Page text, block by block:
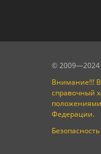
© 2009—2024
Внимание!!!
справочный
положениями
Федерации.
Безопасность